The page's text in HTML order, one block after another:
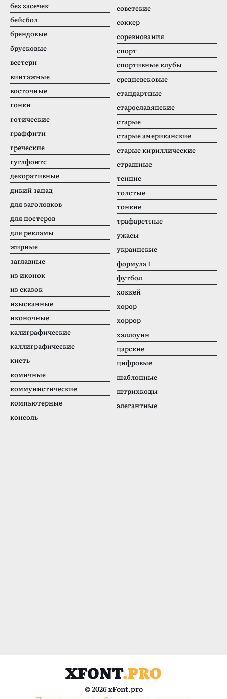
без засечек
бейсбол
брендовые
брусковые
вестерн
винтажные
восточные
гонки
готические
граффити
греческие
гуглфонтс
декоративные
дикий запад
для заголовков
для постеров
для рекламы
жирные
заглавные
из иконок
из сказок
изысканные
иконочные
калиграфические
каллиграфические
кисть
комичные
коммунистические
компьютерные
консоль
советские
соккер
соревнования
спорт
спортивные клубы
средневековые
стандартные
старославянские
старые
старые американские
старые кириллические
страшные
теннис
толстые
тонкие
трафаретные
ужасы
украинские
формула 1
футбол
хоккей
хорор
хоррор
хэллоуин
царские
цифровые
шаблонные
штрихкоды
элегантные
XFONT.PRO
© 2026 xFont.pro